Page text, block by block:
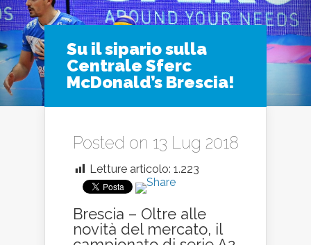
Su il sipario sulla
Centrale Sferc
McDonald’s Brescia!
Posted on 13 Lug 2018
Letture articolo: 1.223
Brescia – Oltre alle
novità del mercato, il